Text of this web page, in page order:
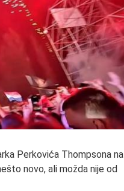
Perkovića Thompsona na
novo, ali možda nije od